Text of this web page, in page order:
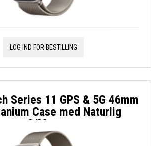
LOG IND FOR BESTILLING
Series 11 GPS & 5G 46mm
Case med Naturlig
- S/M